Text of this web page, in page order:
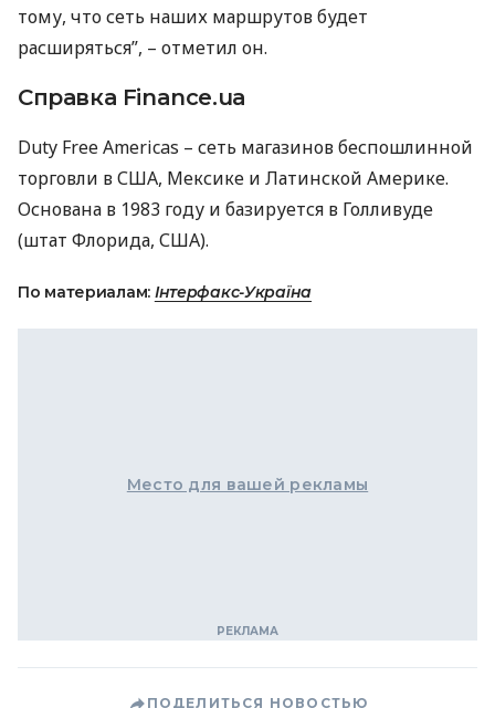
тому, что сеть наших маршрутов будет
расширяться”, – отметил он.
Справка Finance.ua
Duty Free Americas – сеть магазинов беспошлинной
торговли вСША, Мексике и Латинской Америке.
Основана в 1983 году и базируется в Голливуде
(штат Флорида, США).
По материалам: Інтерфакс-Україна
Место для вашей рекламы
ПОДЕЛИТЬСЯ НОВОСТЬЮ